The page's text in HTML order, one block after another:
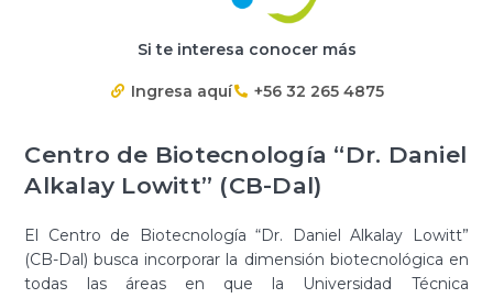
Si te interesa conocer más
Ingresa aquí +56 32 265 4875
Centro de Biotecnología “Dr. Daniel
Alkalay Lowitt” (CB-Dal)
El Centro de Biotecnología “Dr. Daniel Alkalay Lowitt”
(CB-Dal) busca incorporar la dimensión biotecnológica en
todas las áreas en que la Universidad Técnica